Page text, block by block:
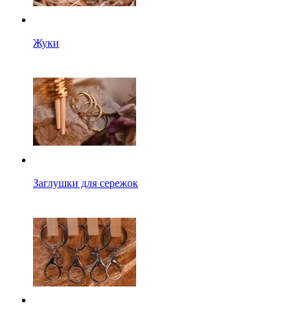
Жуки
Заглушки для сережок